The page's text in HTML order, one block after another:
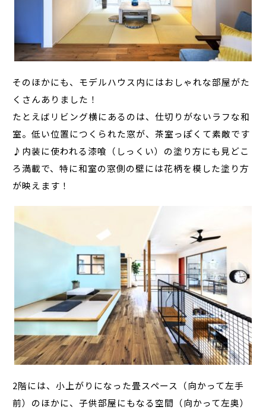
そのほかにも、モデルハウス内にはおしゃれな部屋がた
くさんありました！
たとえばリビング横にあるのは、仕切りがないラフな和
室。低い位置につくられた窓が、茶室っぽくて素敵です
♪内装に使われる漆喰（しっくい）の塗り方にも見どこ
ろ満載で、特に和室の窓側の壁には花柄を模した塗り方
が映えます！
2階には、小上がりになった畳スペース（向かって左手
前）のほかに、子供部屋にもなる空間（向かって左奥）